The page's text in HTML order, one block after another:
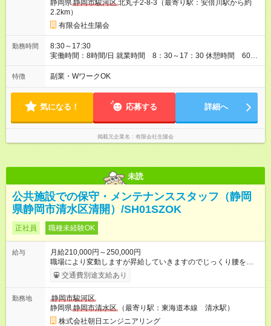
を支給します。 【試用期間】試用期間あり 試用期間の長さ：6
ヶ月 雇用形態、給与は本採用時と同じです。 試用期間中も社会
保険加入、手当等の条件も同じです。
静岡県静岡市駿河区北丸子2-8-3（最寄り駅：安倍川駅から約
2.2km）
有限会社生陽会
勤務時間
8:30～17:30
実働時間：8時間/日 就業時間 8：30～17：30 休憩時間 60分
時間外ほぼなし
特徴 副業・WワークOK
気になる！ 応募する 詳細へ
掲載元企業名 有限会社生陽会
未読
公共施設での保守・メンテナンススタッフ（静岡
県静岡市清水区清開）/SH01SZOK
正社員 職種未経験OK
給与
月給210,000円～250,000円
職場により変動しますが昇給していきますのでじっくり腰を据
えて働いてください。 【試用期間】試用期間あり 試用期間の長
さ：3ヶ月 雇用形態、給与は本採用時と同じです。
交通費別途支給あり
勤務地
静岡市駿河区
静岡県静岡市清水区
（最寄り駅：東海道本線 清水駅）
株式会社朝日エンジニアリング